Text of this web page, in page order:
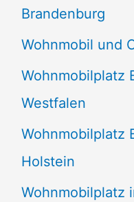
Brandenburg
Wohnmobil und
Wohnmobilplatz
Westfalen
Wohnmobilplatz
Holstein
Wohnmobilplatz